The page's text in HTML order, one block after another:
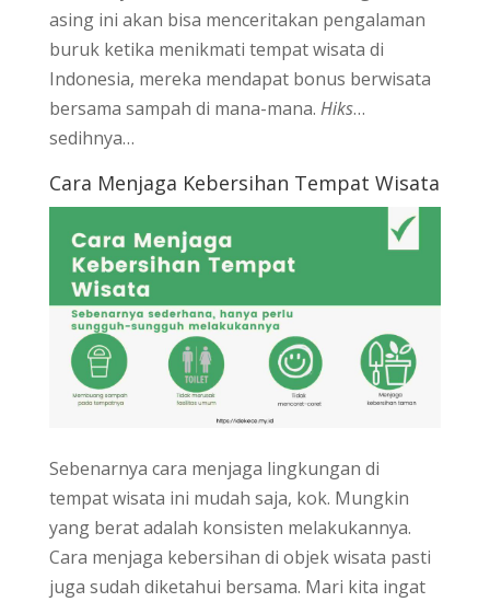
asing ini akan bisa menceritakan pengalaman
buruk ketika menikmati tempat wisata di
Indonesia, mereka mendapat bonus berwisata
bersama sampah di mana-mana. Hiks…
sedihnya…
Cara Menjaga Kebersihan Tempat Wisata
Sebenarnya cara menjaga lingkungan di
tempat wisata ini mudah saja, kok. Mungkin
yang berat adalah konsisten melakukannya.
Cara menjaga kebersihan di objek wisata pasti
juga sudah diketahui bersama. Mari kita ingat